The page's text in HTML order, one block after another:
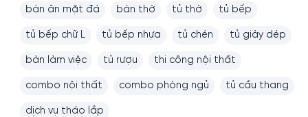
bàn ăn mặt đá bàn thờ tủ thờ tủ bếp
tủ bếp chữ L tủ bếp nhựa tủ chén tủ giày dép
bàn làm việc tủ rượu thi công nội thất
combo nội thất combo phòng ngủ tủ cầu thang
dịch vụ tháo lắp